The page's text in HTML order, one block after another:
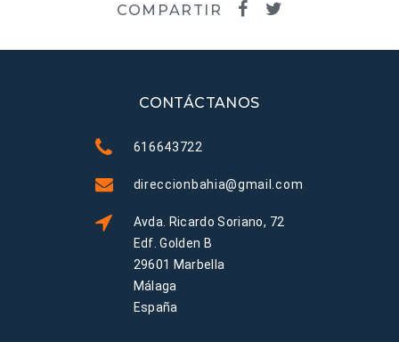
COMPARTIR
CONTÁCTANOS
616643722
direccionbahia@gmail.com
Avda. Ricardo Soriano, 72
Edf. Golden B
29601 Marbella
Málaga
España